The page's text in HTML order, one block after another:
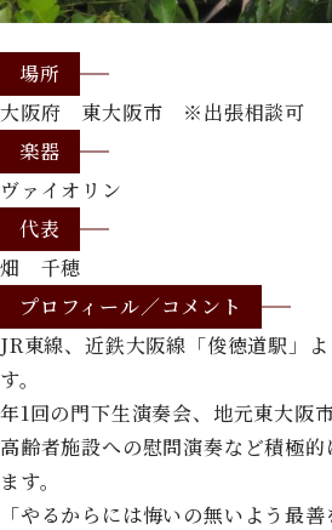
場所
大阪府 東大阪市 ※出張相談可
楽器
ヴァイオリン
代表
畑 千穂
プロフィール／コメント
JR東線、近鉄大阪線「俊徳道駅」
す。
年1回の門下生演奏会、地元東大阪
高齢者施設への慰問演奏など積極的
ます。
「やるからには悔いの無いよう最